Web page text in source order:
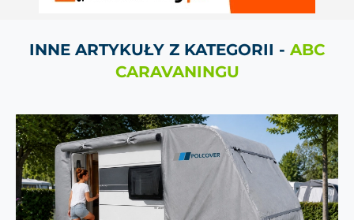
INNE ARTYKUŁY Z KATEGORII - ABC
CARAVANINGU